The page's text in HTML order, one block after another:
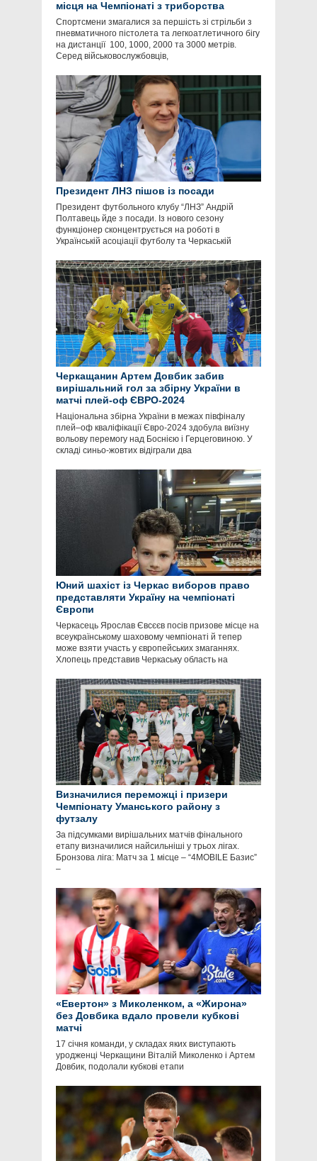
місця на Чемпіонаті з триборства
Спортсмени змагалися за першість зі стрільби з
пневматичного пістолета та легкоатлетичного бігу
на дистанції 100, 1000, 2000 та 3000 метрів.
Серед військовослужбовців,
Президент ЛНЗ пішов із посади
Президент футбольного клубу “ЛНЗ” Андрій
Полтавець йде з посади. Із нового сезону
функціонер сконцентрується на роботі в
Українській асоціації футболу та Черкаській
Черкащанин Артем Довбик забив
вирішальний гол за збірну України в
матчі плей-оф ЄВРО-2024
Національна збірна України в межах півфіналу
плей–оф кваліфікації Євро-2024 здобула виїзну
вольову перемогу над Боснією і Герцеговиною. У
складі синьо-жовтих відіграли два
Юний шахіст із Черкас виборов право
представляти Україну на чемпіонаті
Європи
Черкасець Ярослав Євсєєв посів призове місце на
всеукраїнському шаховому чемпіонаті й тепер
може взяти участь у європейських змаганнях.
Хлопець представив Черкаську область на
Визначилися переможці і призери
Чемпіонату Уманського району з
футзалу
За підсумками вирішальних матчів фінального
етапу визначилися найсильніші у трьох лігах.
Бронзова ліга: Матч за 1 місце – “4MOBILE Базис”
–
«Евертон» з Миколенком, а «Жирона»
без Довбика вдало провели кубкові
матчі
17 січня команди, у складах яких виступають
уродженці Черкащини Віталій Миколенко і Артем
Довбик, подолали кубкові етапи